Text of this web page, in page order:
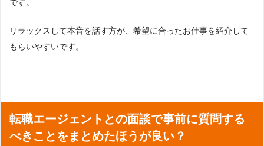
です。
リラックスして本音を話す方が、希望に合ったお仕事を紹介して
もらいやすいです。
転職エージェントとの面談で事前に質問する
べきことをまとめたほうが良い？